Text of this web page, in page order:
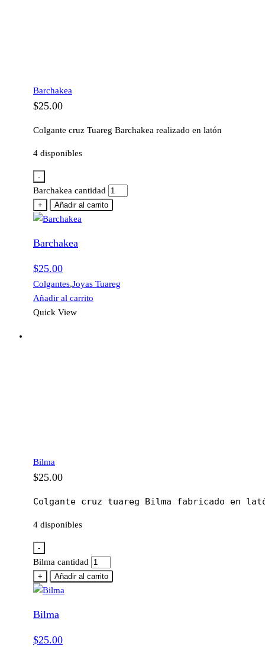
Barchakea
$25.00
Colgante cruz Tuareg Barchakea realizado en latón
4 disponibles
-
Barchakea cantidad
+ Añadir al carrito
Barchakea
$25.00
Colgantes,Joyas Tuareg
Añadir al carrito
Quick View
Bilma
$25.00
Colgante cruz tuareg Bilma fabricado en
4 disponibles
-
Bilma cantidad
+ Añadir al carrito
Bilma
$25.00